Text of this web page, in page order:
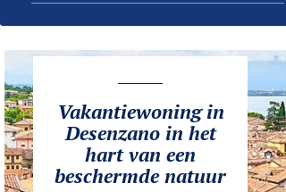
Vakantiewoning in
Desenzano in het
hart van een
beschermde natuur